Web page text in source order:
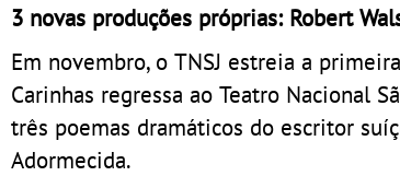
3 novas produções próprias: Robert
Em novembro, o TNSJ estreia a
Carinhas regressa ao Teatro Nacional
três poemas dramáticos do escritor
Adormecida.